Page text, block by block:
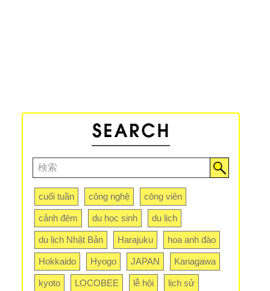
cuối tuần công nghệ công viên
cảnh đêm du học sinh du lịch
du lịch Nhật Bản Harajuku hoa anh đào
Hokkaido Hyogo JAPAN Kanagawa
kyoto LOCOBEE lễ hội lịch sử